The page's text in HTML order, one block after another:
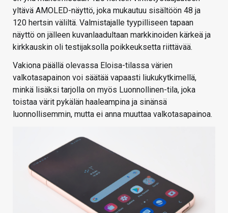
yltävä AMOLED-näyttö, joka mukautuu sisältöön 48 ja
120 hertsin väliltä. Valmistajalle tyypilliseen tapaan
näyttö on jälleen kuvanlaadultaan markkinoiden kärkeä ja
kirkkauskin oli testijaksolla poikkeuksetta riittävää.
Vakiona päällä olevassa Eloisa-tilassa värien
valkotasapainon voi säätää vapaasti liukukytkimellä,
minkä lisäksi tarjolla on myös Luonnollinen-tila, joka
toistaa värit pykälän haaleampina ja sinänsä
luonnollisemmin, mutta ei anna muuttaa valkotasapainoa.